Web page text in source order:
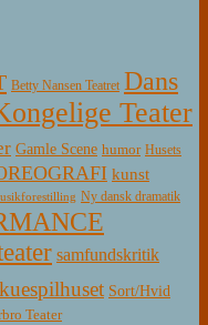
Betty Nansen Teatret Dans
Teater
Gamle Scene humor Husets
kunst
Ny dansk dramatik
samfundskritik
Sort/Hvid
Teater